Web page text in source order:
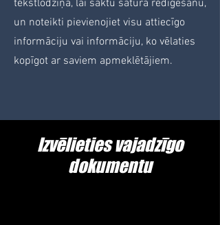
tekstlodziņa, lai sāktu satura rediģēšanu,
un noteikti pievienojiet visu attiecīgo
informāciju vai informāciju, ko vēlaties
kopīgot ar saviem apmeklētājiem.
Izvēlieties vajadzīgo
dokumentu